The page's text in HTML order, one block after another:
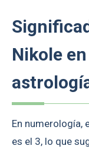
Nikole
En numerología,
es el 3, lo que